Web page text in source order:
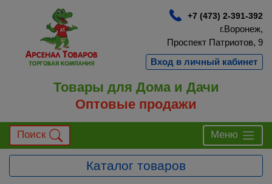
+7 (473) 2-391-392
г.Воронеж,
Проспект Патриотов, 9
Вход в личный кабинет
Товары для Дома и Дачи
Оптовые продажи
Поиск Меню
Каталог товаров